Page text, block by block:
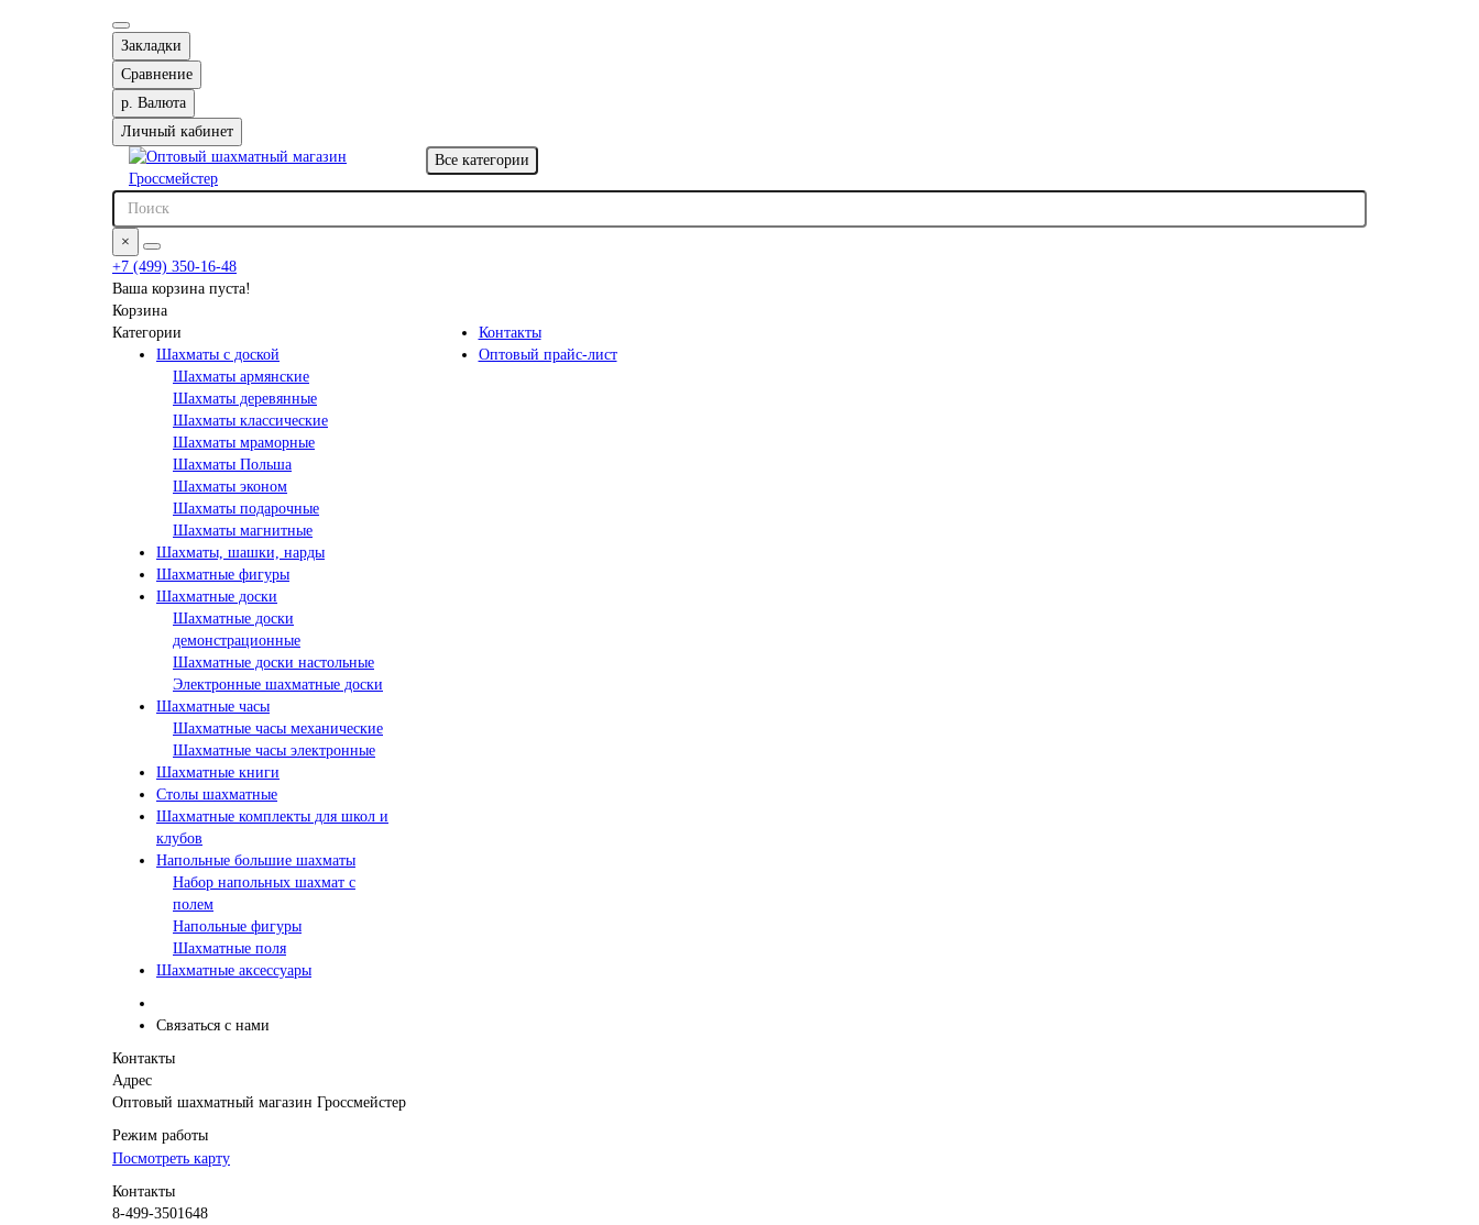
Закладки
Сравнение
р. Валюта
Личный кабинет
Все категории
×
+7 (499) 350-16-48
Ваша корзина пуста!
Корзина
Категории
Шахматы с доской
Шахматы армянские
Шахматы деревянные
Шахматы классические
Шахматы мраморные
Шахматы Польша
Шахматы эконом
Шахматы подарочные
Шахматы магнитные
Шахматы, шашки, нарды
Шахматные фигуры
Шахматные доски
Шахматные доски
демонстрационные
Шахматные доски настольные
Электронные шахматные доски
Шахматные часы
Шахматные часы механические
Шахматные часы электронные
Шахматные книги
Столы шахматные
Шахматные комплекты для школ и
клубов
Напольные большие шахматы
Набор напольных шахмат c
полем
Напольные фигуры
Шахматные поля
Шахматные аксессуары
Контакты
Оптовый прайс-лист
Связаться с нами
Контакты
Адрес
Оптовый шахматный магазин Гроссмейстер
Режим работы
Посмотреть карту
Контакты
8-499-3501648